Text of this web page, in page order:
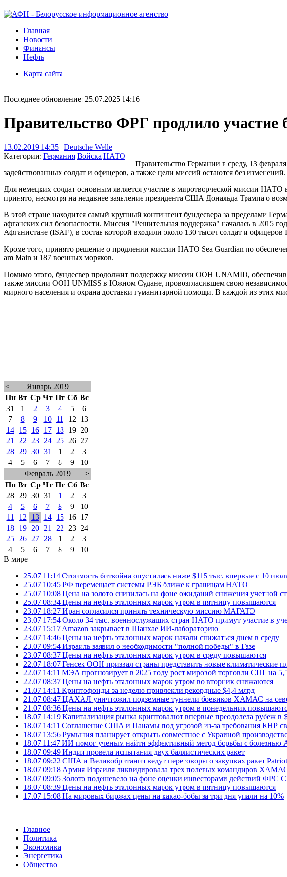
Главная
Новости
Финансы
Нефть
Карта сайта
Последнее обновление: 25.07.2025 14:16
Правительство ФРГ продлило участие
13.02.2019 14:35 | Deutsche Welle
Категории: Германия Войска НАТО
Правительство Германии в среду, 13
задействованных солдат и офицеров, а также цели миссий остаются без
Для немецких солдат основным является участие в миротворческой миссии
принято, несмотря на недавнее заявление президента США Дональда Трампа о
В этой стране находится самый крупный контингент бундесвера за пределами
афганских сил безопасности. Миссия "Решительная поддержка" началась в
Афганистане (ISAF), в состав которой входили около 130 тысяч солдат и
Кроме того, принято решение о продлении миссии НАТО Sea Guardian по
am Main и 187 военных моряков.
Помимо этого, бундесвер продолжит поддержку миссии ООН UNAMID,
также миссии ООН UNMISS в Южном Судане, провозгласившем свою
мирного населения и охрана доставки гуманитарной помощи. В каждой из этих
<
Январь 2019
Пн Вт Ср Чт Пт Сб Вс
31
1 2 3 4 5
6
7
8 9 10 11 12
13
14
15 16 17 18 19
20
21
22 23 24 25 26
27
28
29 30 31 1 2
3
4
5 6 7 8 9
10
Февраль 2019
>
Пн Вт Ср Чт Пт Сб Вс
28
29 30 31 1 2
3
4
5 6 7 8 9
10
11
12 13 14 15 16
17
18
19 20 21 22 23
24
25
26 27 28 1 2
3
4
5 6 7 8 9
10
В мире
25.07 11:14 Стоимость биткойна опустилась ниже $115 тыс. впервые с 10
25.07 10:45 РФ перемещает системы РЭБ ближе к границам НАТО
25.07 10:08 Цена на золото снизилась на фоне ожиданий снижения
25.07 08:34 Цены на нефть эталонных марок утром в пятницу повышаются
23.07 18:27 Иран согласился принять техническую миссию МАГАТЭ
23.07 17:54 Около 34 тыс. военнослужащих стран НАТО примут участие в
23.07 15:17 Amazon закрывает в Шанхае ИИ-лабораторию
23.07 14:46 Цены на нефть эталонных марок начали снижаться днем в среду
23.07 09:54 Израиль заявил о необходимости "полной победы" в Газе
23.07 08:37 Цены на нефть эталонных марок утром в среду повышаются
22.07 18:07 Генсек ООН призвал страны представить новые климатические
22.07 14:11 МЭА прогнозирует в 2025 году рост мировой торговли СПГ на
22.07 08:37 Цены на нефть эталонных марок утром во вторник снижаются
21.07 14:11 Криптофонды за неделю привлекли рекордные $4,4 млрд
21.07 08:47 ЦАХАЛ уничтожил подземные туннели боевиков ХАМАС на
21.07 08:36 Цены на нефть эталонных марок утром в понедельник
18.07 14:19 Капитализация рынка криптовалют впервые преодолела рубеж в
18.07 14:11 Соглашение США и Панамы под угрозой из-за требования КНР
18.07 13:56 Румыния планирует открыть совместное с Украиной
18.07 11:47 ИИ помог ученым найти эффективный метод борьбы с болезнью
18.07 09:49 Индия провела испытания двух баллистических ракет
18.07 09:22 США и Великобритания ведут переговоры о закупках ракет
18.07 09:18 Армия Израиля ликвидировала трех полевых командиров ХАМАС
18.07 09:05 Золото подешевело на фоне оценки инвесторами действий ФРС
18.07 08:39 Цены на нефть эталонных марок утром в пятницу повышаются
17.07 15:08 На мировых биржах цены на какао-бобы за три дня упали на 10%
Главное
Политика
Экономика
Энергетика
Общество